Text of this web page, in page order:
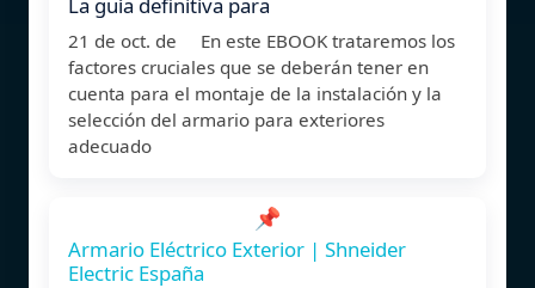
21 de oct. de En este EBOOK trataremos los
factores cruciales que se deberán tener en
cuenta para el montaje de la instalación y la
selección del armario para exteriores
adecuado
📌
Armario Eléctrico Exterior | Shneider
Electric España